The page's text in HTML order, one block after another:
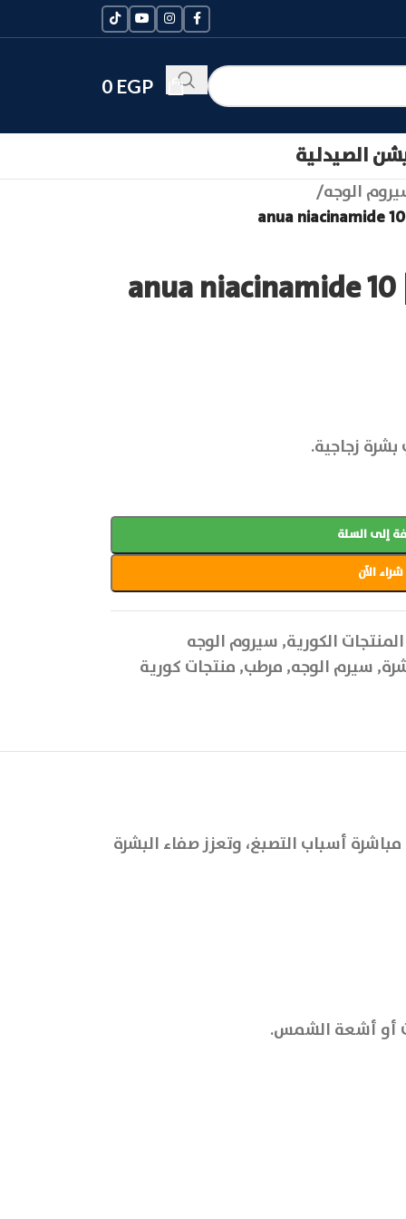
0 EGP
الصيدلية
الوجه/
انوا نياسيناميد 10 | anua niacinamide 10
زجاجية.
إلى السلة
شراء الآن
المنتجات الكورية, سيروم الوجه
, سيرم الوجه, مرطب, منتجات كورية
مباشرة أسباب التصبغ، وتعزز صفاء البشرة